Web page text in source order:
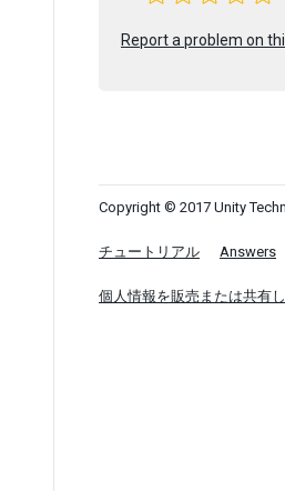
Report a problem on
Copyright © 2017 Unity
チュートリアル Answers
個人情報を販売または共有